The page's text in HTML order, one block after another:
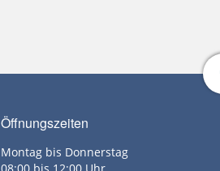
Öffnungszeiten
Montag bis Donnerstag